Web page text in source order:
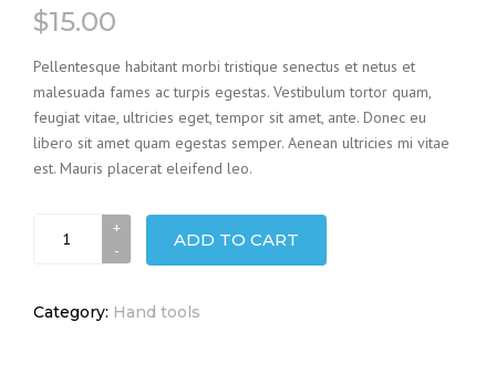
$15.00
Pellentesque habitant morbi tristique senectus et netus et
malesuada fames ac turpis egestas. Vestibulum tortor quam,
feugiat vitae, ultricies eget, tempor sit amet, ante. Donec eu
libero sit amet quam egestas semper. Aenean ultricies mi vitae
est. Mauris placerat eleifend leo.
ADD TO CART
Category: Hand tools